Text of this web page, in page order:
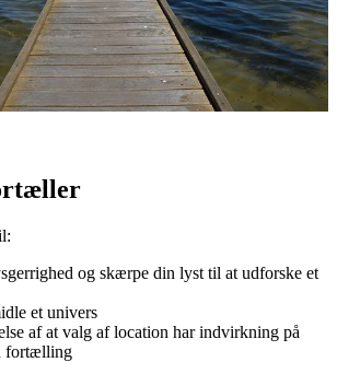
og skærpe din lyst til at udforske et
et univers
af at valg af location har indvirkning på
fortælling